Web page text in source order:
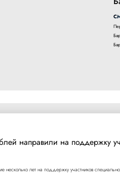
направили на поддержку
несколько лет на поддержку участников